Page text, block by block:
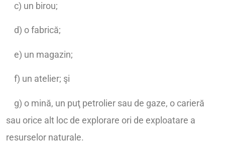
c) un birou;
d) o fabrică;
e) un magazin;
f) un atelier; şi
g) o mină, un puţ petrolier sau de gaze, o carieră
sau orice alt loc de explorare ori de exploatare a
resurselor naturale.